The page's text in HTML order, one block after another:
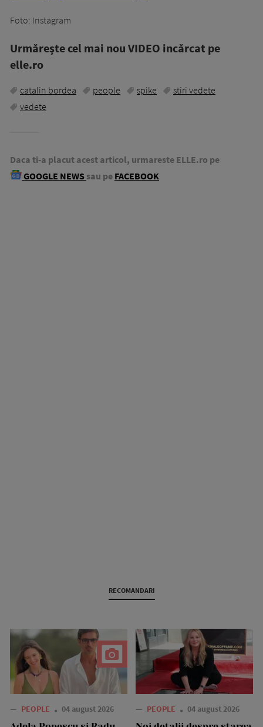
Foto: Instagram
Urmăreşte cel mai nou VIDEO incărcat pe
elle.ro
catalin bordea people spike
stiri vedete
vedete
Daca ti-a placut acest articol, urmareste ELLE.ro pe
GOOGLE NEWS sau pe FACEBOOK
RECOMANDARI
— PEOPLE 04 august 2026 — PEOPLE 04 august 2026